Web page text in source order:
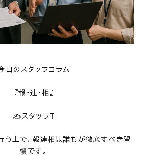
日のスタッフコラム
『報・連・相』
✍スタッフＴ
う上で、報連相は誰もが徹底すべき習
慣です。